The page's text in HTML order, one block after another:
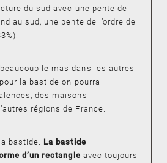
du sud avec une pente de
au sud, une pente de l’ordre de
le mas dans les autres
la bastide on pourra
des maisons
régions de France.
bastide. La bastide
d’un rectangle avec toujours